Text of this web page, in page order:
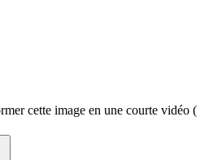
cette image en une courte vidéo (